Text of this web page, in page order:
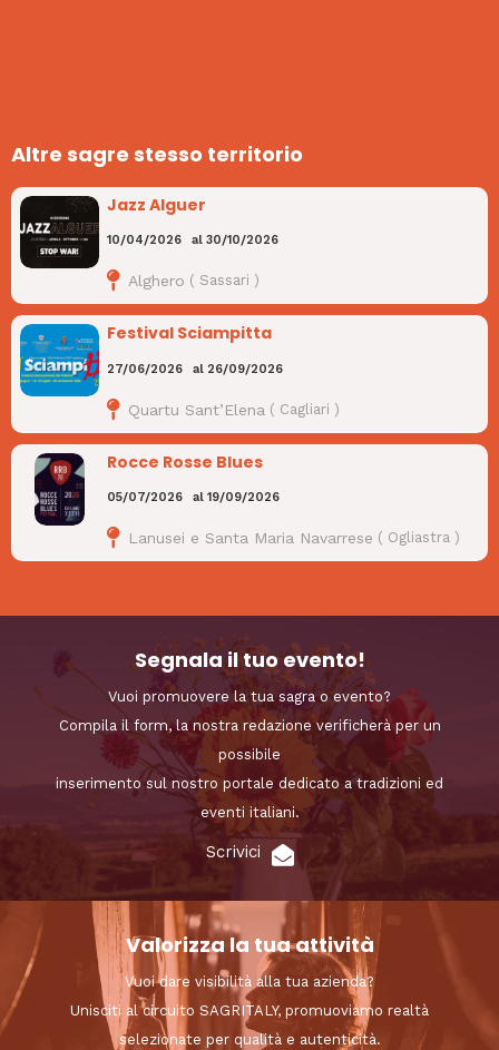
Altre sagre stesso territorio
Jazz Alguer
10/04/2026 al 30/10/2026
Alghero ( Sassari )
Festival Sciampitta
27/06/2026 al 26/09/2026
Quartu Sant’Elena ( Cagliari )
Rocce Rosse Blues
05/07/2026 al 19/09/2026
Lanusei e Santa Maria Navarrese ( Ogliastra)
Segnala il tuo evento!
Vuoi promuovere la tua sagra o evento?
Compila il form, la nostra redazione verificherà per un
possibile
inserimento sul nostro portale dedicato a tradizioni ed
eventi italiani.
Scrivici
Valorizza la tua attività
Vuoi dare visibilità alla tua azienda?
Unisciti al circuito SAGRITALY, promuoviamo realtà
selezionate per qualità e autenticità.